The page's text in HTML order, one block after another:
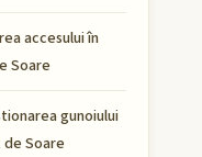
accesului în
Soare
gunoiului
Soare